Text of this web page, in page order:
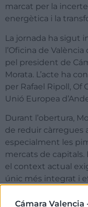
Cámara Valencia
marcat per la
energètica i la
La jornada ha sigut
l’Oficina de
pel president de
Morata. L’acte ha
per Rafael Ripoll, Of
Unió Europea
Durant l’obertura,
de reduir càrregues
especialment les
mercats de
el context actual
únic més integrat i
empresarial i la